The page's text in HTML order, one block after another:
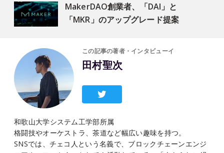
MakerDAO創業者、「DAI」と
「MKR」のアップグレード提案
この記事の著者・インタビューイ
田村聖次
和歌山大学システム工学部所属
格闘技やオーケストラ、茶道など幅広い趣味を持つ。
SNSでは、チェコ人という名義で、ブロックチェーンエンジ